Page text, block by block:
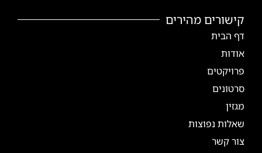
קישורים מהירים
דף הבית
אודות
פרויקטים
סרטונים
מגזין
שאלות נפוצות
צור קשר